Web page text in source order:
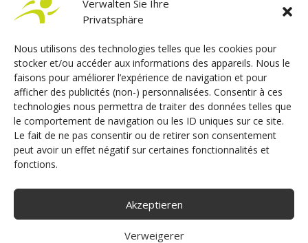
Verwalten Sie Ihre
Privatsphäre
Nous utilisons des technologies telles que les cookies pour
stocker et/ou accéder aux informations des appareils. Nous le
faisons pour améliorer l’expérience de navigation et pour
afficher des publicités (non-) personnalisées. Consentir à ces
technologies nous permettra de traiter des données telles que
le comportement de navigation ou les ID uniques sur ce site.
Le fait de ne pas consentir ou de retirer son consentement
peut avoir un effet négatif sur certaines fonctionnalités et
fonctions.
Akzeptieren
Verweigerer
Aktivieren Sie einfach ACCEL BIKE II, um mit Leichtigkeit in den
behindert sind, nehmen Sie einfach auf dem Fahrersitz Platz
und fahren Sie mit der herkömmlichen Fahrausrüstung los.
Unser Ziel bei Sojadis ist es, Ihnen eine reibungslose und
stressfreie Fahrt zu ermöglichen, unabhängig von Ihrem Profil.
Angebot anfordern